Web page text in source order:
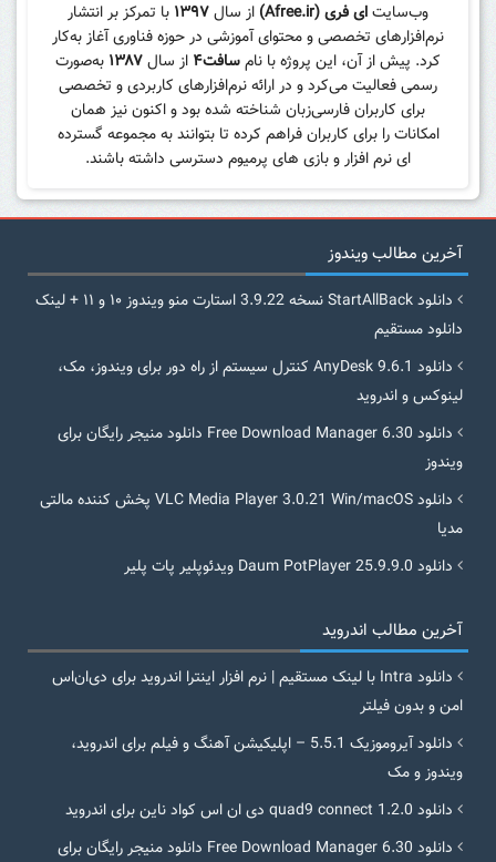
وب‌سایتای فری (Afree.ir) از سال۱۳۹۷ با تمرکز بر انتشار
نرم‌افزارهای تخصصی و محتوای آموزشی در حوزه فناوری آغاز به‌کار
کرد. پیش از آن، این پروژه با نامسافت۴ از سال۱۳۸۷ به‌صورت
رسمی فعالیت می‌کرد و در ارائه نرم‌افزارهای کاربردی و تخصصی
برای کاربران فارسی‌زبان شناخته شده بود و اکنون نیز همان
امکانات را برای کاربران فراهم کرده تا بتوانند به مجموعه گسترده
ای نرم افزار و بازی های پرمیوم دسترسی داشته باشند.
آخرین مطالب ویندوز
دانلود StartAllBack نسخه 3.9.22 استارت منو ویندوز ۱۰ و ۱۱ + لینک
دانلود مستقیم
دانلود AnyDesk 9.6.1 کنترل سیستم از راه دور برای ویندوز، مک،
لینوکس و اندروید
دانلود Free Download Manager 6.30 دانلود منیجر رایگان برای
ویندوز
دانلود VLC Media Player 3.0.21 Win/macOS پخش کننده مالتی
مدیا
دانلود Daum PotPlayer 25.9.9.0 ویدئوپلیر پات پلیر
آخرین مطالب اندروید
دانلود Intra با لینک مستقیم | نرم افزار اینترا اندروید برای دی‌ان‌اس
امن و بدون فیلتر
دانلود آیروموزیک 5.5.1 – اپلیکیشن آهنگ و فیلم برای اندروید،
ویندوز و مک
دانلود quad9 connect 1.2.0 دی ان اس کواد ناین برای اندروید
دانلود Free Download Manager 6.30 دانلود منیجر رایگان برای